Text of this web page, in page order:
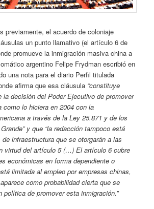
previamente, el acuerdo de coloniaje
un punto llamativo (el artículo 6 de
promueve la inmigración masiva china a
argentino Felipe Frydman escribió en
una nota para el diario Perfil titulada
afirma que esa cláusula “constituye
la decisión del Poder Ejecutivo de promover
como lo hiciera en 2004 con la
a través de la Ley 25.871 y de los
y que “la redacción tampoco está
infraestructura que se otorgarán a las
virtud del artículo 5 (…) El artículo 6 cubre
económicas en forma dependiente o
limitada al empleo por empresas chinas,
como probabilidad cierta que se
política de promover esta inmigración.”